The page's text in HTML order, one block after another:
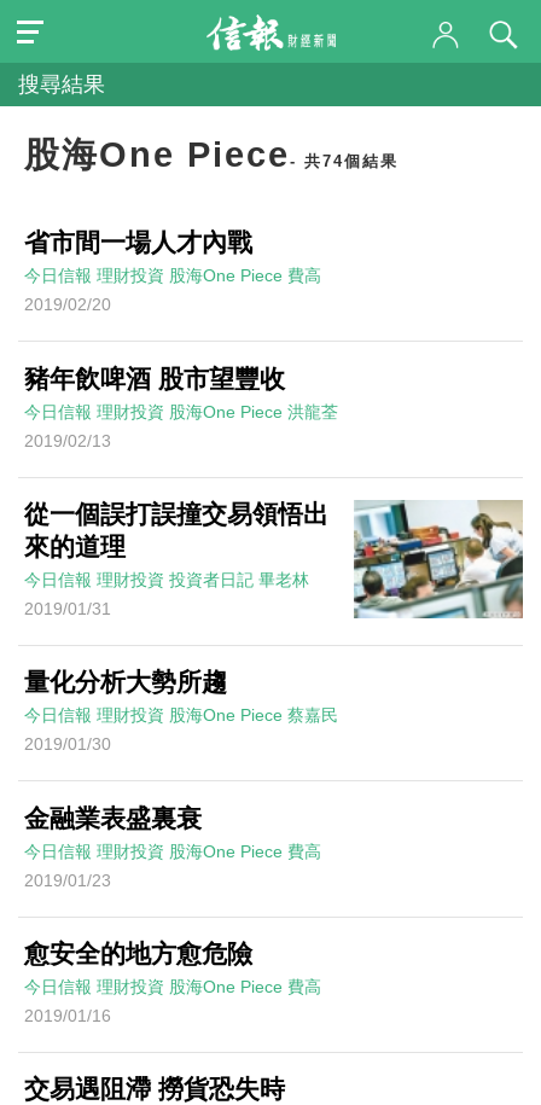
搜尋結果
股海One Piece - 共74個結果
省市間一場人才內戰
今日信報 理財投資 股海One Piece 費高
2019/02/20
豬年飲啤酒 股市望豐收
今日信報 理財投資 股海One Piece 洪龍荃
2019/02/13
從一個誤打誤撞交易領悟出
來的道理
今日信報 理財投資 投資者日記 畢老林
2019/01/31
量化分析大勢所趨
今日信報 理財投資 股海One Piece 蔡嘉民
2019/01/30
金融業表盛裏衰
今日信報 理財投資 股海One Piece 費高
2019/01/23
愈安全的地方愈危險
今日信報 理財投資 股海One Piece 費高
2019/01/16
交易遇阻滯 撈貨恐失時